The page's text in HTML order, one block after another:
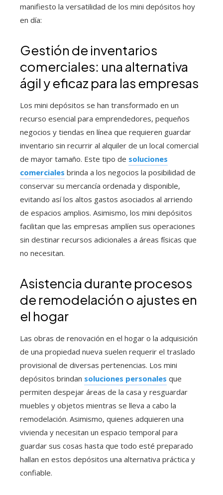
manifiesto la versatilidad de los mini depósitos hoy
en día:
Gestión de inventarios
comerciales: una alternativa
ágil y eficaz para las empresas
Los mini depósitos se han transformado en un
recurso esencial para emprendedores, pequeños
negocios y tiendas en línea que requieren guardar
inventario sin recurrir al alquiler de un local comercial
de mayor tamaño. Este tipo de soluciones
comerciales brinda a los negocios la posibilidad de
conservar su mercancía ordenada y disponible,
evitando así los altos gastos asociados al arriendo
de espacios amplios. Asimismo, los mini depósitos
facilitan que las empresas amplíen sus operaciones
sin destinar recursos adicionales a áreas físicas que
no necesitan.
Asistencia durante procesos
de remodelación o ajustes en
el hogar
Las obras de renovación en el hogar o la adquisición
de una propiedad nueva suelen requerir el traslado
provisional de diversas pertenencias. Los mini
depósitos brindan soluciones personales que
permiten despejar áreas de la casa y resguardar
muebles y objetos mientras se lleva a cabo la
remodelación. Asimismo, quienes adquieren una
vivienda y necesitan un espacio temporal para
guardar sus cosas hasta que todo esté preparado
hallan en estos depósitos una alternativa práctica y
confiable.